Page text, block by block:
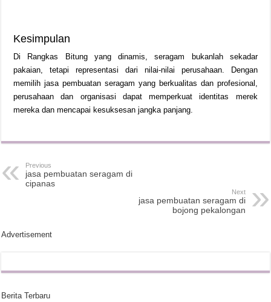
Kesimpulan
Di Rangkas Bitung yang dinamis, seragam bukanlah sekadar
pakaian, tetapi representasi dari nilai-nilai perusahaan. Dengan
memilih jasa pembuatan seragam yang berkualitas dan profesional,
perusahaan dan organisasi dapat memperkuat identitas merek
mereka dan mencapai kesuksesan jangka panjang.
Previous
jasa pembuatan seragam di
cipanas
Next
jasa pembuatan seragam di
bojong pekalongan
Advertisement
Berita Terbaru